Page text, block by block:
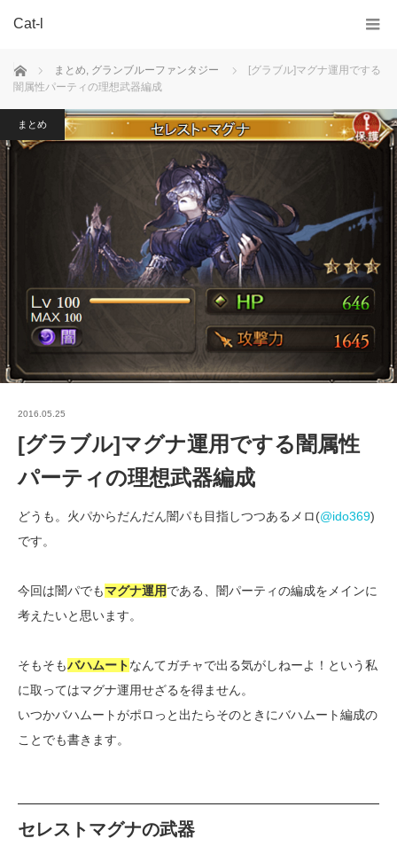
Cat-l
ホーム まとめ, グランブルーファンタジー
[グラブル]マグナ運用でする
闇属性パーティの理想武器編成
まとめ
2016.05.25
[グラブル]マグナ運用でする闇属性
パーティの理想武器編成
どうも。火パからだんだん闇パも目指しつつあるメロ(@ido369)
です。
今回は闇パでもマグナ運用である、闇パーティの編成をメインに
考えたいと思います。
そもそもバハムートなんてガチャで出る気がしねーよ！という私
に取ってはマグナ運用せざるを得ません。
いつかバハムートがポロっと出たらそのときにバハムート編成の
ことでも書きます。
セレストマグナの武器